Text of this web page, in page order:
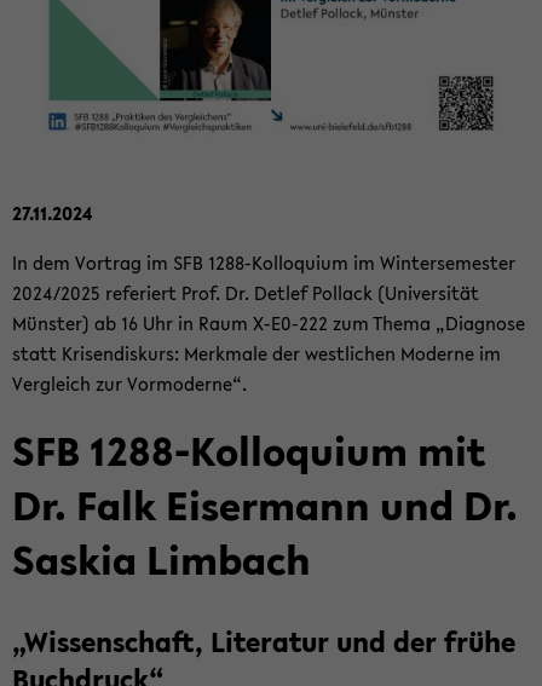
27.11.2024
In dem Vor­trag im SFB 1288-​Kolloquium im Win­ter­se­mes­ter
2024/2025 re­fe­riert Prof. Dr. Det­lef Pol­lack (Uni­ver­si­tät
Müns­ter) ab 16 Uhr in Raum X-​E0-222 zum Thema „Dia­gno­se
statt Kri­sen­dis­kurs: Merk­ma­le der west­li­chen Mo­der­ne im
Ver­gleich zur Vor­mo­der­ne“.
SFB 1288-​Kolloquium mit
Dr. Falk Eis­er­mann und Dr.
Sas­kia Lim­bach
„Wis­sen­schaft, Li­te­ra­tur und der frühe